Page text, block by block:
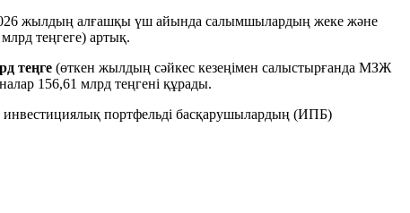
2026 жылдың алғашқы үш айында салымшылардың жеке және
теңгеге) артық.
теңге (өткен жылдың сәйкес кезеңімен салыстырғанда МЗЖ
156,61 млрд теңгені құрады.
портфельді басқарушылардың (ИПБ)